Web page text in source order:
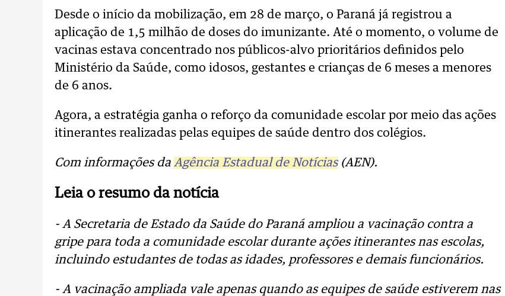
Desde o início da mobilização, em 28 de março, o Paraná já registrou a
aplicação de 1,5 milhão de doses do imunizante. Até o momento, o volume de
vacinas estava concentrado nos públicos-alvo prioritários definidos pelo
Ministério da Saúde, como idosos, gestantes e crianças de 6 meses a menores
de 6 anos.
Agora, a estratégia ganha o reforço da comunidade escolar por meio das ações
itinerantes realizadas pelas equipes de saúde dentro dos colégios.
Com informações da Agência Estadual de Notícias(AEN).
Leia o resumo da notícia
- A Secretaria de Estado da Saúde do Paraná ampliou a vacinação contra a
gripe para toda a comunidade escolar durante ações itinerantes nas escolas,
incluindo estudantes de todas as idades, professores e demais funcionários.
- A vacinação ampliada vale apenas quando as equipes de saúde estiverem nas